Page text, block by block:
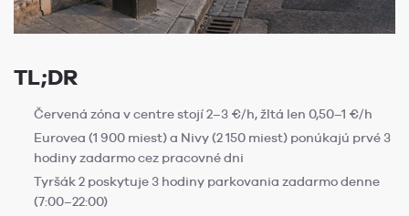
TL;DR
Červená zóna v centre stojí 2–3 €/h, žltá len 0,50–1 €/h
Eurovea (1 900 miest) a Nivy (2 150 miest) ponúkajú prvé 3
hodiny zadarmo cez pracovné dni
Tyršák 2 poskytuje 3 hodiny parkovania zadarmo denne
(7:00–22:00)